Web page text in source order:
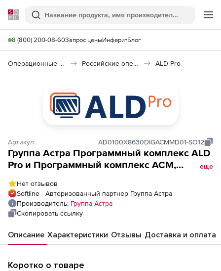
Softline
Поиск
8 (800) 200-08-60Запрос ценыИнферитБлог
Операционные системы Российские операционные системы (Импортозамещение) ALD Pro
Артикул: AD0100X8630DIGACMMD01-SO12
Группа Астра Программный комплекс ALD
Pro и Программный комплекс ACM,
Лицензия на ПК ALD Pro РДЦП.10101-01 на 1
управляемое устройство и ПК ACM
РДЦП.10301-01 в редакции
устройство, на срок действия
исключительного права, с
вкл.обновлениями Тип 1 на 12 мес.
еще
Нет отзывов
Softline - Авторизованный партнер Группа Астра
Производитель: Группа Астра
Скопировать ссылку
Описание Характеристики Отзывы Доставка и оплата
Коротко о товаре